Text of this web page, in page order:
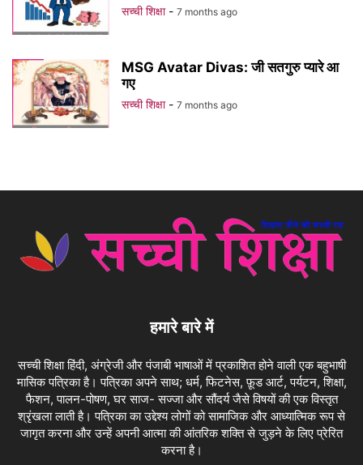
सच्ची शिक्षा - 7 months ago
MSG Avatar Divas: जी सतगुरु प्यारे आ
गए
सच्ची शिक्षा - 7 months ago
हमारे बारे में
सच्ची शिक्षा हिंदी, अंग्रेजी और पंजाबी भाषाओं में प्रकाशित होने वाली एक बहुभाषी
मासिक पत्रिका है। पत्रिका अपने साथ; धर्म, फिटनेस, फ़ूड आर्ट, पर्यटन, शिक्षा,
फैशन, पालन-पोषण, घर साज- सज्जा और सौंदर्य जैसे विषयों की एक विस्तृत
श्रृंखला लाती है। पत्रिका का उद्देश्य लोगों को सामाजिक और आध्यात्मिक रूप से
जागृत करना और उन्हें अपनी आत्मा की आंतरिक शक्ति से जुड़ने के लिए प्रेरित
करना है।